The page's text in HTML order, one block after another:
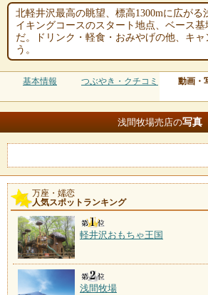
北軽井沢最高の眺望、標高1300mに広がる
イキングコースのスタート地点、ベース
だ。ドリンク・軽食・おみやげの他、キ
う。
基本情報 つぶやき・クチコミ 動画・
浅間牧場売店の写真
万座・嬬恋
人気スポットランキング
軽井沢おもちゃ王国
浅間牧場